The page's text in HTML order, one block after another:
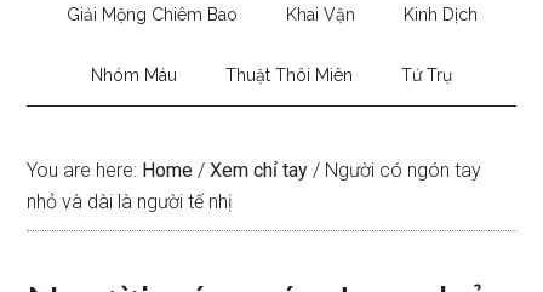
Giải Mộng Chiêm Bao Khai Vận Kinh Dịch
Nhóm Máu Thuật Thôi Miên Tứ Trụ
You are here: Home / Xem chỉ tay / Người có ngón tay
nhỏ và dài là người tế nhị